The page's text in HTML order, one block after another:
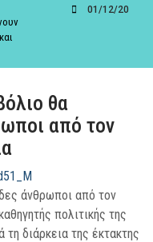
01/12/2020
θα
από τον
άνθρωποι από τον
πολιτικής της
τη διάρκεια της έκτακτης